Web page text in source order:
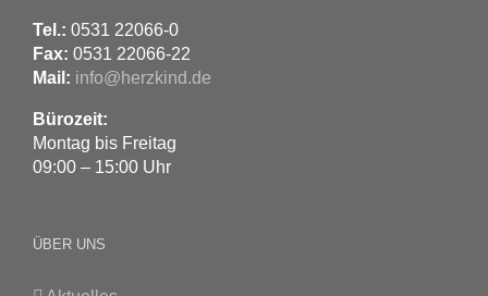
Tel.: 0531 22066-0
Fax: 0531 22066-22
Mail: info@herzkind.de
Bürozeit:
Montag bis Freitag
09:00 – 15:00 Uhr
ÜBER UNS